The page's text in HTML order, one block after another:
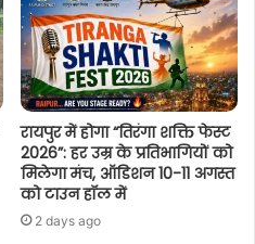
रायपुर में होगा “तिरंगा शक्ति फेस्ट
2026”: हर उम्र के प्रतिभागियों को
मिलेगा मंच, ऑडिशन 10-11 अगस्त
को टाउन हॉल में
2 days ago